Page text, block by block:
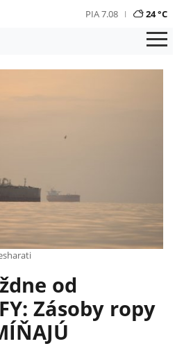
PIA 7.08 24 °C
od
Zásoby ropy